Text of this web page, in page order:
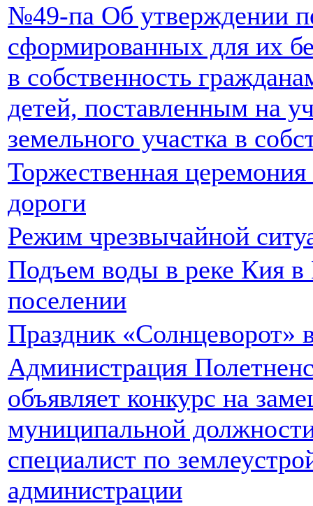
№49-па Об утверждении
сформированных для их
в собственность
детей, поставленным на
земельного участка в
Торжественная
дороги
Режим чрезвычайной
Подъем воды в реке Кия в
поселении
Праздник «Солнцеворот»
Администрация
объявляет конкурс на
муниципальной
специалист по
администрации